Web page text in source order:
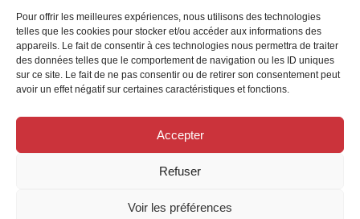
Pour offrir les meilleures expériences, nous utilisons des technologies
telles que les cookies pour stocker et/ou accéder aux informations des
appareils. Le fait de consentir à ces technologies nous permettra de traiter
des données telles que le comportement de navigation ou les ID uniques
sur ce site. Le fait de ne pas consentir ou de retirer son consentement peut
avoir un effet négatif sur certaines caractéristiques et fonctions.
Accepter
Refuser
Voir les préférences
Abonnez-vous à notre infolettre